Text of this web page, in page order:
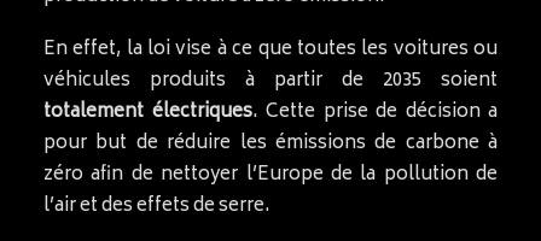
En effet, la loi vise à ce que toutes les voitures ou
véhicules produits à partir de 2035 soient
totalement électriques. Cette prise de décision a
pour but de réduire les émissions de carbone à
zéro afin de nettoyer l’Europe de la pollution de
l’air et des effets de serre.